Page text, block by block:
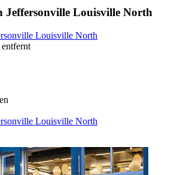
Louisville North
Louisville North
Louisville North